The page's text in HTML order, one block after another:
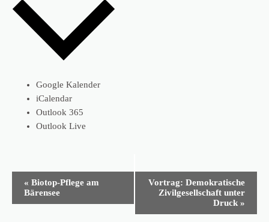
Google Kalender
iCalendar
Outlook 365
Outlook Live
Veranstaltung-
Navigation
« Biotop-Pflege am
Bärensee
Vortrag: Demokratische
Zivilgesellschaft unter
Druck »